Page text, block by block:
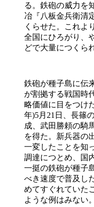
る。鉄砲の威力を
冶『八板金兵衛清
くらせた。これよ
全国にひろがり、
どで大量につくら
鉄砲が種子島に伝
が割拠する戦国時
略価値に目をつけ
年)5月21日、長篠
成、武田勝頼の騎
を得た。新兵器の
一変したことを知
調達につとめ、国
一挺の鉄砲が種子
べき速度で普及し
めてすぐれていた
ような例はみない。